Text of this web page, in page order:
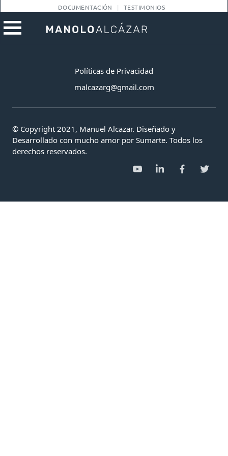
DOCUMENTACIÓN TESTIMONIOS
Políticas de Privacidad
malcazarg@gmail.com
© Copyright 2021, Manuel Alcazar. Diseñado y
Desarrollado con mucho amor por Sumarte. Todos los
derechos reservados.